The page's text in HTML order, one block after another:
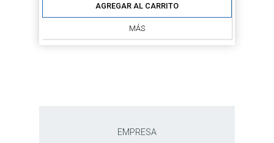
AGREGAR AL CARRITO
MÁS
EMPRESA